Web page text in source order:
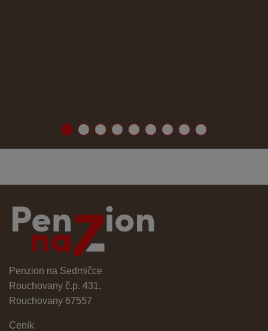
Penzion na Sedmičce
Rouchovany č.p. 431,
Rouchovany 67557
Ceník